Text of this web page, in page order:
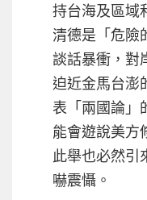
持台海及區域
清德是「危險
談話暴衝，對
迫近金馬台澎
表「兩國論」
能會遊說美方
此舉也必然引
嚇震懾。